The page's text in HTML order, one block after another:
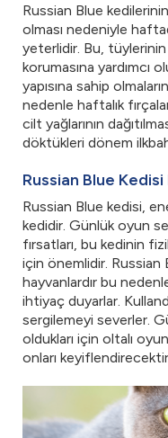
Russian Blue
olması nedeniyle
yeterlidir. Bu, tüylerinin
korumasına yardımcı
yapısına sahip
nedenle haftalık
cilt yağlarının
döktükleri dönem
Russian Blue
Russian Blue kedisi,
kedidir. Günlük oyun
fırsatları, bu kedinin
için önemlidir. Russian
hayvanlardır bu
ihtiyaç duyarlar.
sergilemeyi severler.
oldukları için oltalı
onları keyiflendirecektir.